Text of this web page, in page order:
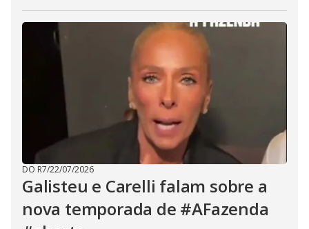
DO R7/22/07/2026
Galisteu e Carelli falam sobre a
nova temporada de #AFazenda